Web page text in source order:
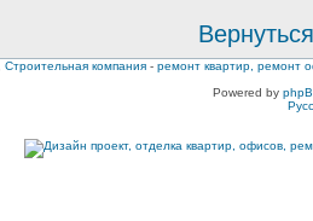
Строительная компания - ремонт квартир, ремонт
Powered by